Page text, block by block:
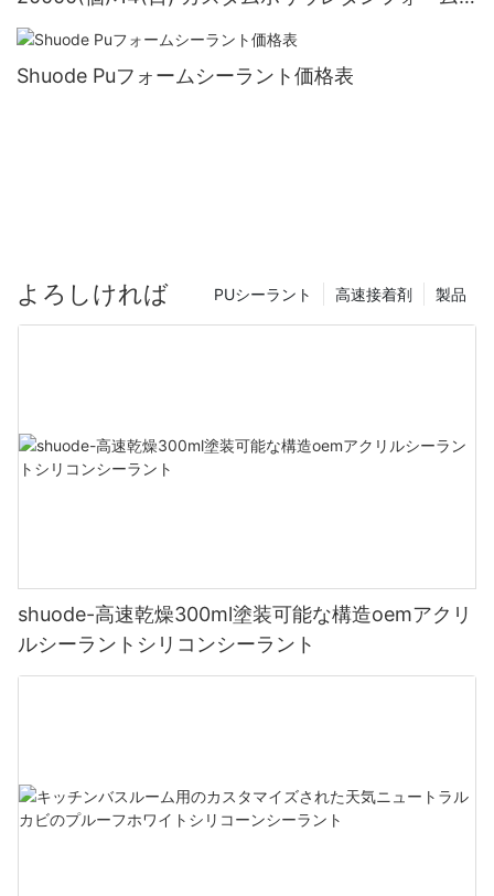
サプライヤー
Shuode Puフォームシーラント価格表
よろしければ 製品
高速接着剤
PUシーラント
shuode-高速乾燥300ml塗装可能な構造oemアクリ
ルシーラントシリコンシーラント